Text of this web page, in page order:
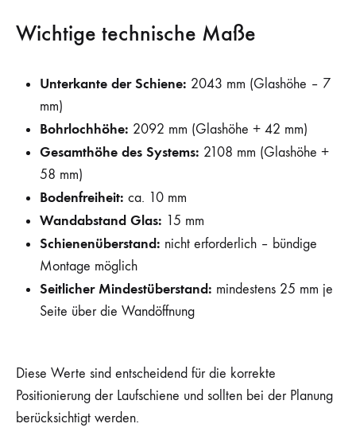
Wichtige technische Maße
Unterkante der Schiene: 2043 mm (Glashöhe – 7
mm)
Bohrlochhöhe: 2092 mm (Glashöhe + 42 mm)
Gesamthöhe des Systems: 2108 mm (Glashöhe +
58 mm)
Bodenfreiheit: ca. 10 mm
Wandabstand Glas: 15 mm
Schienenüberstand: nicht erforderlich – bündige
Montage möglich
Seitlicher Mindestüberstand: mindestens 25 mm je
Seite über die Wandöffnung
Diese Werte sind entscheidend für die korrekte
Positionierung der Laufschiene und sollten bei der Planung
berücksichtigt werden.